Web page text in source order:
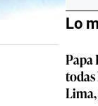
Lo
Papa
Lima,